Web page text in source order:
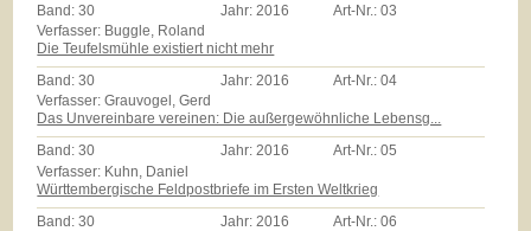
Band:30 Jahr: 2016 Art-Nr.:03
Verfasser: Buggle, Roland
Die Teufelsmühle existiert nicht mehr
Band:30 Jahr:2016 Art-Nr.:04
Verfasser: Grauvogel, Gerd
Das Unvereinbare vereinen: Die außergewöhnliche Lebensg...
Band:30 Jahr:2016 Art-Nr.:05
Verfasser: Kuhn, Daniel
Württembergische Feldpostbriefe im Ersten Weltkrieg
Band:30 Jahr:2016 Art-Nr.:06